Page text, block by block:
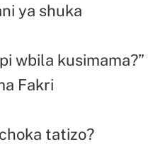
ya shuka
wbila kusimama?”
Fakri
tatizo?